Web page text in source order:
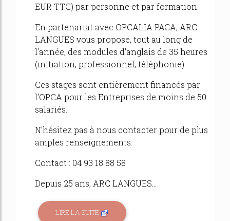
EUR TTC) par personne et par formation.
En partenariat avec OPCALIA PACA, ARC
LANGUES vous propose, tout au long de
l'année, des modules d'anglais de 35 heures
(initiation, professionnel, téléphonie)
Ces stages sont entièrement financés par
l'OPCA pour les Entreprises de moins de 50
salariés.
N'hésitez pas à nous contacter pour de plus
amples renseignements.
Contact : 04 93 18 88 58
Depuis 25 ans, ARC LANGUES...
LIRE LA SUITE